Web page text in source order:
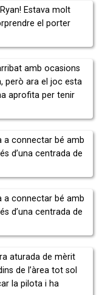
Estava molt
el porter
amb ocasions
però ara el joc esta
aprofita per tenir
a connectar bé amb
d’una centrada de
a connectar bé amb
d’una centrada de
aturada de mèrit
de l’àrea tot sol
la pilota i ha